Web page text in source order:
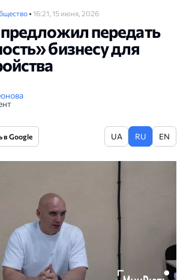
• 16:21, 15 июня, 2026
передать
бизнесу для
в Google UA RU EN